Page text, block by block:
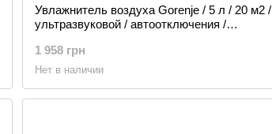
Увлажнитель воздуха Gorenje / 5 л / 20 м2 /
ультразвуковой / автоотключения /
1 958 грн
Нет в наличии